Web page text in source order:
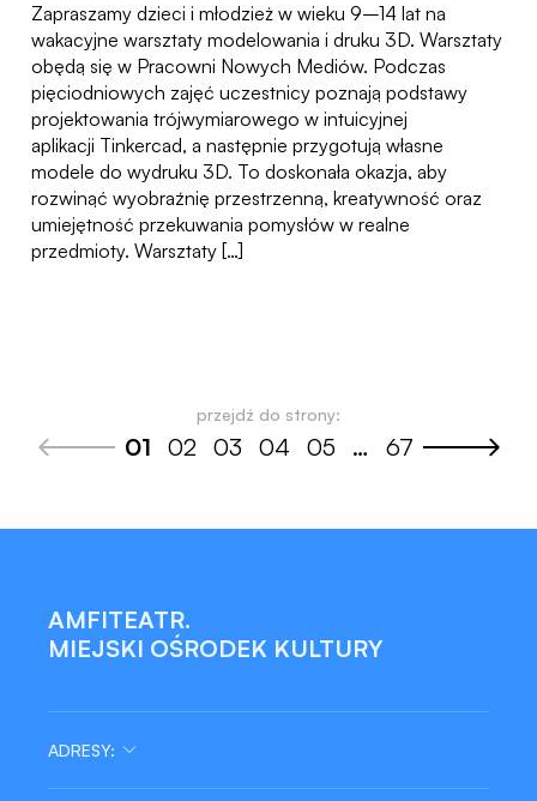
Zapraszamy dzieci i młodzież w wieku 9–14 lat na
wakacyjne warsztaty modelowania i druku 3D. Warsztaty
obędą się w Pracowni Nowych Mediów. Podczas
pięciodniowych zajęć uczestnicy poznają podstawy
projektowania trójwymiarowego w intuicyjnej
aplikacji Tinkercad, a następnie przygotują własne
modele do wydruku 3D. To doskonała okazja, aby
rozwinąć wyobraźnię przestrzenną, kreatywność oraz
umiejętność przekuwania pomysłów w realne
przedmioty. Warsztaty […]
przejdź do strony:
01 02 03 04 05 … 67
AMFITEATR.
MIEJSKI OŚRODEK KULTURY
ADRESY: